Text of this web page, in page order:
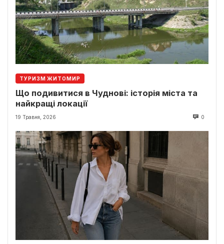
ТУРИЗМ ЖИТОМИР
Що подивитися в Чуднові: історія міста та
найкращі локації
19 Травня, 2026 0